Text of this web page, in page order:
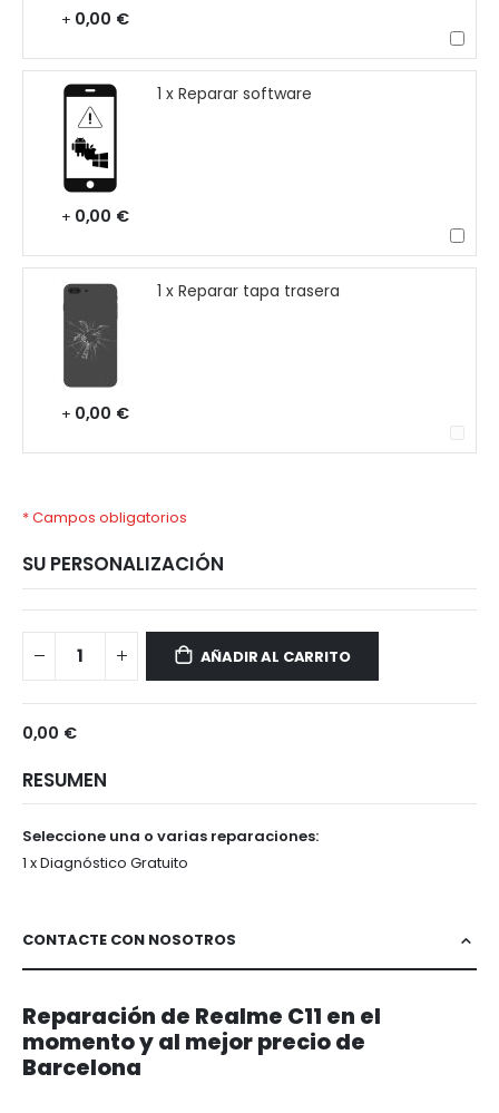
+ 0,00 €
1 x Reparar software
+ 0,00 €
1 x Reparar tapa trasera
+ 0,00 €
* Campos obligatorios
SU PERSONALIZACIÓN
AÑADIR AL CARRITO
0,00 €
RESUMEN
Seleccione una o varias reparaciones:
1 x Diagnóstico Gratuito
CONTACTE CON NOSOTROS
Reparación de Realme C11 en el
momento y al mejor precio de
Barcelona